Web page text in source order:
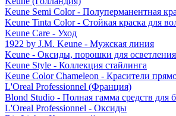
Keune Semi Color - Полуперманентная
Keune Tinta Color - Стойкая краска для
Keune Care - Уход
1922 by J.M. Keune - Мужская линия
Keune - Оксиды, порошки для осветления
Keune Style - Коллекция стайлинга
Keune Color Chameleon - Красители
L'Oreal Professionnel (Франция)
Blond Studio - Полная гамма средств для
L'Oreal Professionnel - Оксиды